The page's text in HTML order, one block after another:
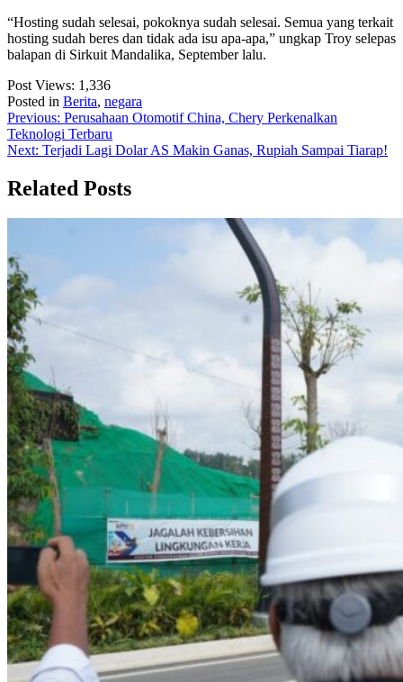
“Hosting sudah selesai, pokoknya sudah selesai. Semua yang terkait
hosting sudah beres dan tidak ada isu apa-apa,” ungkap Troy selepas
balapan di Sirkuit Mandalika, September lalu.
Post Views: 1,336
Posted in Berita, negara
Post
navigation
Previous: Perusahaan Otomotif China, Chery Perkenalkan
Teknologi Terbaru
Next: Terjadi Lagi Dolar AS Makin Ganas, Rupiah Sampai Tiarap!
Related Posts